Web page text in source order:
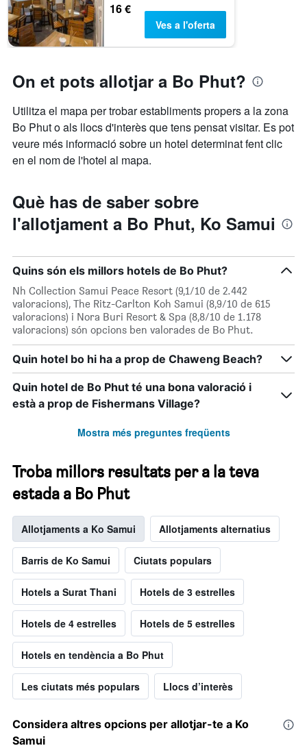
16 €
Ves a l'oferta
On et pots allotjar a Bo Phut?
Utilitza el mapa per trobar establiments propers a la zona
Bo Phut o als llocs d'interès que tens pensat visitar. Es pot
veure més informació sobre un hotel determinat fent clic
en el nom de l'hotel al mapa.
Què has de saber sobre
l'allotjament a Bo Phut, Ko Samui
Quins són els millors hotels de Bo Phut?
Nh Collection Samui Peace Resort (9,1/10 de 2.442
valoracions), The Ritz-Carlton Koh Samui (8,9/10 de 615
valoracions) i Nora Buri Resort & Spa (8,8/10 de 1.178
valoracions) són opcions ben valorades de Bo Phut.
Quin hotel bo hi ha a prop de Chaweng Beach?
Quin hotel de Bo Phut té una bona valoració i
està a prop de Fishermans Village?
Mostra més preguntes freqüents
Troba millors resultats per a la teva
estada a Bo Phut
Allotjaments a Ko Samui Allotjaments alternatius
Barris de Ko Samui Ciutats populars
Hotels a Surat Thani Hotels de 3 estrelles
Hotels de 4 estrelles Hotels de 5 estrelles
Hotels en tendència a Bo Phut
Les ciutats més populars Llocs d’interès
Considera altres opcions per allotjar-te a Ko
Samui